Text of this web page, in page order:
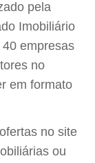
pela
Imobiliário
empresas
no
em formato
no site
ou